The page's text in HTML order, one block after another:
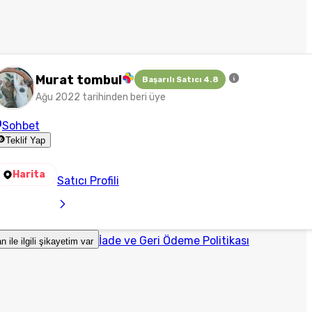
Murat tombul Başarılı Satıcı 4.8
Ağu 2022 tarihinden beri üye
Sohbet
Teklif Yap
Harita Satıcı Profili
ile ilgili şikayetim var İade ve Geri Ödeme Politikası